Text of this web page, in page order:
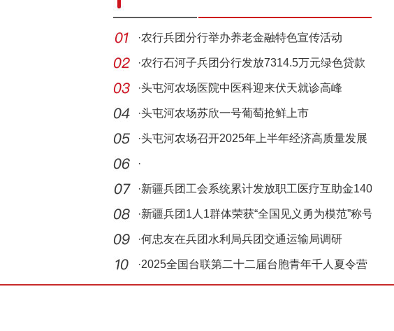
·农行兵团分行举办养老金融特色宣传活动
·农行石河子兵团分行发放7314.5万元绿色贷款
·头屯河农场医院中医科迎来伏天就诊高峰
·头屯河农场苏欣一号葡萄抢鲜上市
·头屯河农场召开2025年上半年经济高质量发展
现场会
·
·新疆兵团工会系统累计发放职工医疗互助金140
余万元
·新疆兵团1人1群体荣获“全国见义勇为模范”称号
·何忠友在兵团水利局兵团交通运输局调研
·2025全国台联第二十二届台胞青年千人夏令营
新疆兵